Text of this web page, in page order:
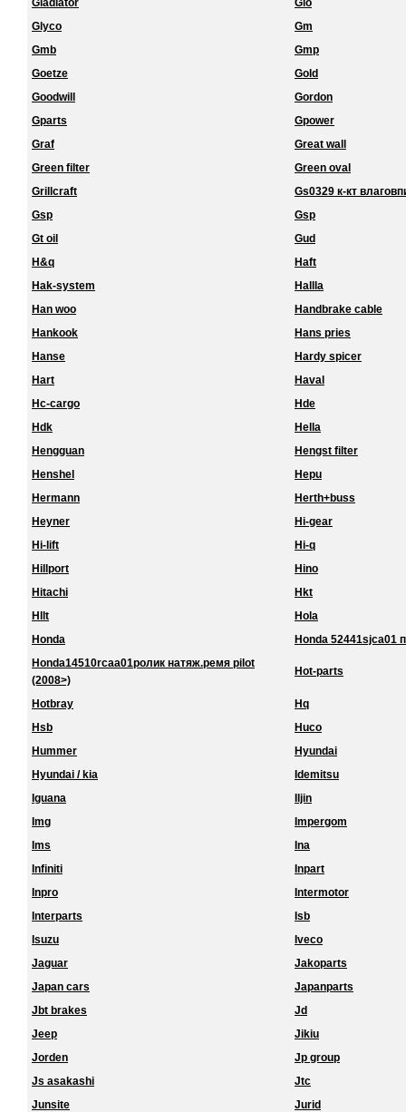
Gladiator
Glo
Glyco
Gm
Gmb
Gmp
Goetze
Gold
Goodwill
Gordon
Gparts
Gpower
Graf
Great wall
Green filter
Green oval
Grillcraft
Gs0329 к-кт
Gsp
Gsp
Gt oil
Gud
H&q
Haft
Hak-system
Hallla
Han woo
Handbrake cable
Hankook
Hans pries
Hanse
Hardy spicer
Hart
Haval
Hc-cargo
Hde
Hdk
Hella
Hengguan
Hengst filter
Henshel
Hepu
Hermann
Herth+buss
Heyner
Hi-gear
Hi-lift
Hi-q
Hillport
Hino
Hitachi
Hkt
Hllt
Hola
Honda
Honda 52441sjca01
Honda14510rcaa01ролик натяж.ремя pilot
(2008>)
Hot-parts
Hotbray
Hq
Hsb
Huco
Hummer
Hyundai
Hyundai / kia
Idemitsu
Iguana
Iljin
Img
Impergom
Ims
Ina
Infiniti
Inpart
Inpro
Intermotor
Interparts
Isb
Isuzu
Iveco
Jaguar
Jakoparts
Japan cars
Japanparts
Jbt brakes
Jd
Jeep
Jikiu
Jorden
Jp group
Js asakashi
Jtc
Junsite
Jurid